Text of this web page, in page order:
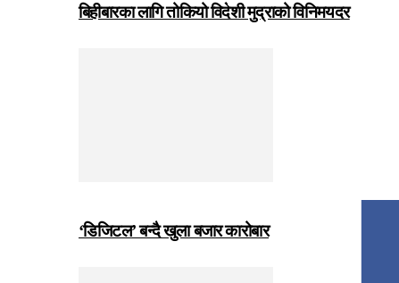
बिहीबारका लागि तोकियो विदेशी मुद्राको विनिमयदर
‘डिजिटल’ बन्दै खुला बजार कारोबार